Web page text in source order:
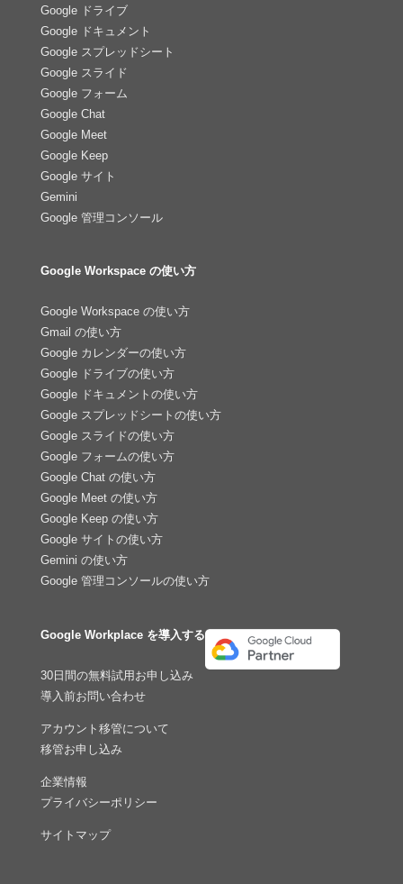
Google ドライブ
Google ドキュメント
Google スプレッドシート
Google スライド
Google フォーム
Google Chat
Google Meet
Google Keep
Google サイト
Gemini
Google 管理コンソール
Google Workspace の使い方
Google Workspace の使い方
Gmail の使い方
Google カレンダーの使い方
Google ドライブの使い方
Google ドキュメントの使い方
Google スプレッドシートの使い方
Google スライドの使い方
Google フォームの使い方
Google Chat の使い方
Google Meet の使い方
Google Keep の使い方
Google サイトの使い方
Gemini の使い方
Google 管理コンソールの使い方
Google Workplace を導入する
30日間の無料試用お申し込み
導入前お問い合わせ
アカウント移管について
移管お申し込み
企業情報
プライバシーポリシー
サイトマップ